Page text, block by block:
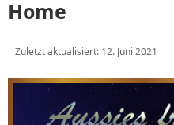
Home
Zuletzt aktualisiert: 12. Juni 2021